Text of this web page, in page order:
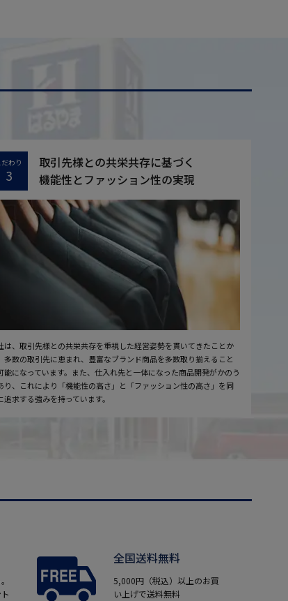
だわり
3
取引先様との共栄共存に基づく
機能性とファッション性の実現
は、取引先様との共栄共存を重視した経営姿勢を貫いてきたことか
多数の取引先に恵まれ、豊富なブランド商品を多数取り揃えること
能になっています。また、仕入れ先と一体になった商品開発がかのう
り、これにより「機能性の高さ」と「ファッション性の高さ」を同
追求する強みを持っています。
全国送料無料
5,000円（税込）以上のお買
い上げで送料無料